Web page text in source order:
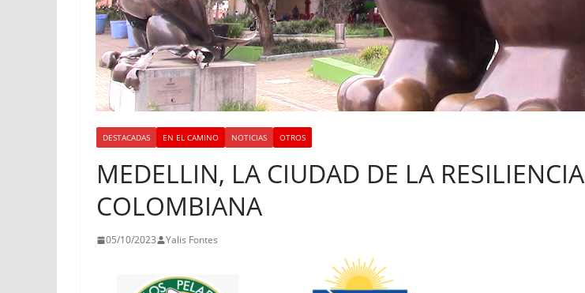
DESTACADAS EN EL CAMINO NOTICIAS OTROS
MEDELLIN, LA CIUDAD DE LA RESILIENCIA
COLOMBIANA
05/10/2023 Yalis Fontes